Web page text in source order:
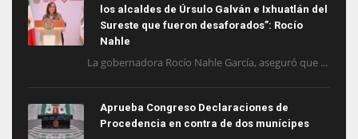
los alcaldes de Úrsulo Galván e Ixhuatlán del
Sureste que fueron desaforados”: Rocío
Nahle
La gobernadora Rocío Nahle García, aseguró que ...
Aprueba Congreso Declaraciones de
Procedencia en contra de dos munícipes